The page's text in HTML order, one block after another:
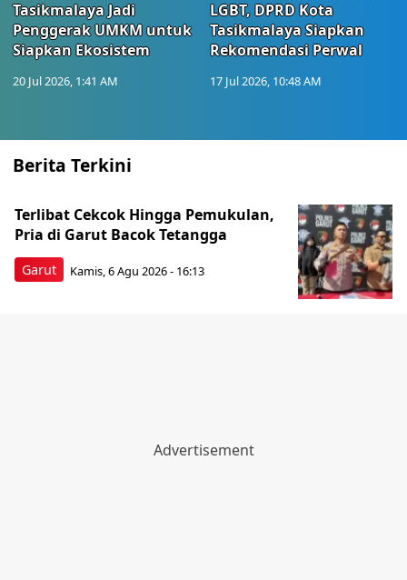
Tasikmalaya Jadi
Penggerak UMKM untuk
Siapkan Ekosistem
20 Jul 2026, 1:41 AM
LGBT, DPRD Kota
Tasikmalaya Siapkan
Rekomendasi Perwal
17 Jul 2026, 10:48 AM
Berita Terkini
Garut
Terlibat Cekcok Hingga Pemukulan,
Pria di Garut Bacok Tetangga
Kamis, 6 Agu 2026 - 16:13